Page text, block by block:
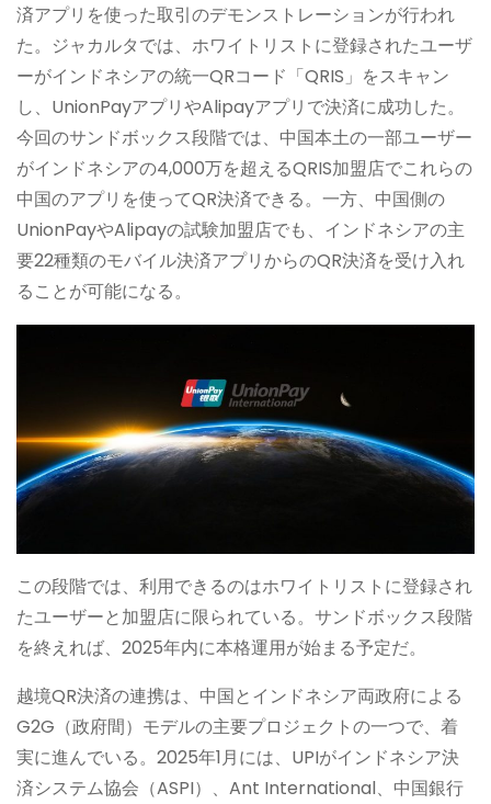
済アプリを使った取引のデモンストレーションが行われ
た。ジャカルタでは、ホワイトリストに登録されたユーザ
ーがインドネシアの統一QRコード「QRIS」をスキャン
し、UnionPayアプリやAlipayアプリで決済に成功した。
今回のサンドボックス段階では、中国本土の一部ユーザー
がインドネシアの4,000万を超えるQRIS加盟店でこれらの
中国のアプリを使ってQR決済できる。一方、中国側の
UnionPayやAlipayの試験加盟店でも、インドネシアの主
要22種類のモバイル決済アプリからのQR決済を受け入れ
ることが可能になる。
この段階では、利用できるのはホワイトリストに登録され
たユーザーと加盟店に限られている。サンドボックス段階
を終えれば、2025年内に本格運用が始まる予定だ。
越境QR決済の連携は、中国とインドネシア両政府による
G2G（政府間）モデルの主要プロジェクトの一つで、着
実に進んでいる。2025年1月には、UPIがインドネシア決
済システム協会（ASPI）、Ant International、中国銀行